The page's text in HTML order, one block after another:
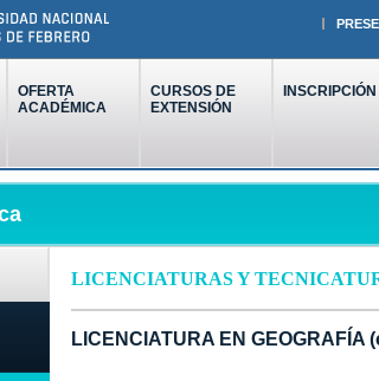
OFERTA
ACADÉMICA
CURSOS DE
EXTENSIÓN
INSCRIPCIÓN
LICENCIATURAS Y
LICENCIATURA EN